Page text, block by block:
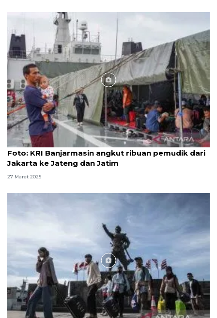
Foto
Foto: KRI Banjarmasin angkut ribuan pemudik dari
Jakarta ke Jateng dan Jatim
27 Maret 2025